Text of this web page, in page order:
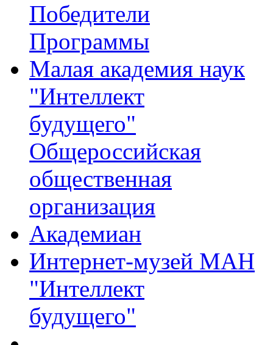
Победители
Программы
Малая академия наук
"Интеллект
будущего"
Общероссийская
общественная
организация
Академиан
Интернет-музей МАН
"Интеллект
будущего"